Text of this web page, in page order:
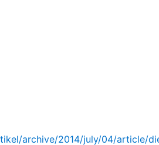
archive/2014/july/04/article/